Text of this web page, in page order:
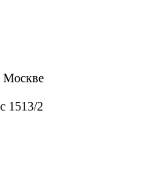
1513/2